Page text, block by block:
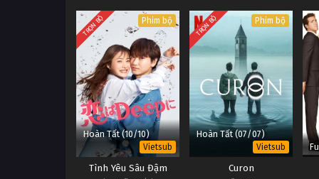
TRỌN BỘ Phim bộ
Hoàn Tất (10/10)
Vietsub
Tình Yêu Sâu Đậm
TRỌN BỘ Phim bộ
Hoàn Tất (07/07)
Vietsub
Curon